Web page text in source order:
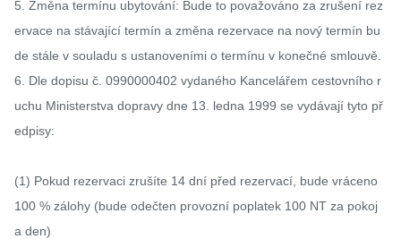
5. Změna termínu ubytování: Bude to považováno za zrušení rez
ervace na stávající termín a změna rezervace na nový termín bu
de stále v souladu s ustanoveními o termínu v konečné smlouvě.
6. Dle dopisu č. 0990000402 vydaného Kancelářem cestovního r
uchu Ministerstva dopravy dne 13. ledna 1999 se vydávají tyto př
edpisy:
(1) Pokud rezervaci zrušíte 14 dní před rezervací, bude vráceno
100 % zálohy (bude odečten provozní poplatek 100 NT za pokoj
a den)